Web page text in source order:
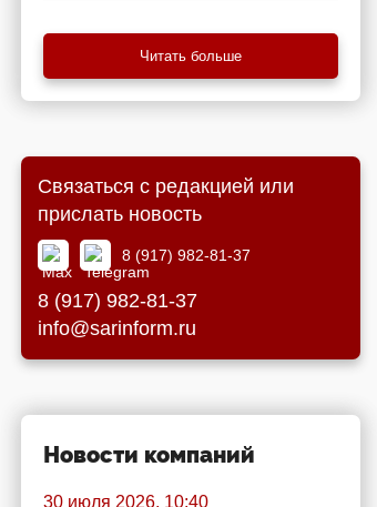
Читать больше
Связаться с редакцией или
прислать новость
8 (917) 982-81-37
8 (917) 982-81-37
info@sarinform.ru
Новости компаний
30 июля 2026, 10:40